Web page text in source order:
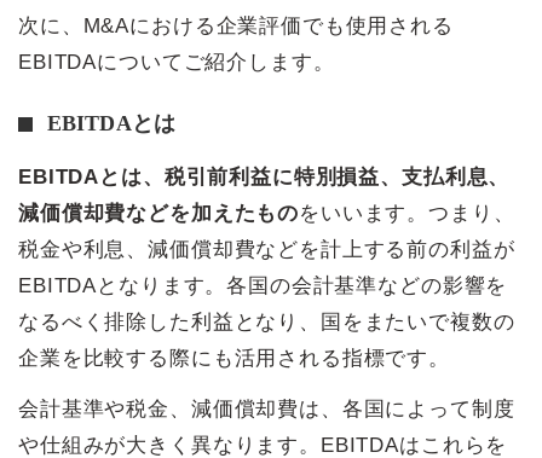
次に、M&Aにおける企業評価でも使用される
EBITDAについてご紹介します。
EBITDAとは
EBITDAとは、税引前利益に特別損益、支払利息、
減価償却費などを加えたものをいいます。つまり、
税金や利息、減価償却費などを計上する前の利益が
EBITDAとなります。各国の会計基準などの影響を
なるべく排除した利益となり、国をまたいで複数の
企業を比較する際にも活用される指標です。
会計基準や税金、減価償却費は、各国によって制度
や仕組みが大きく異なります。EBITDAはこれらを